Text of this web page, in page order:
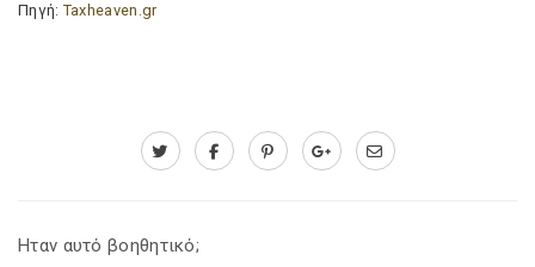
Πηγή: Taxheaven.gr
Ηταν αυτό βοηθητικό;